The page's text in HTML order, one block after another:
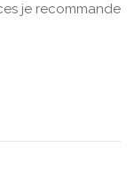
je recommande